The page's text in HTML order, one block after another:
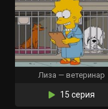
Лиза — ветеринар
15 серия